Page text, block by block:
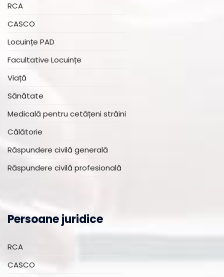
RCA
CASCO
Locuințe PAD
Facultative Locuințe
Viață
Sănătate
Medicală pentru cetățeni străini
Călătorie
Răspundere civilă generală
Răspundere civilă profesională
Persoane juridice
RCA
CASCO